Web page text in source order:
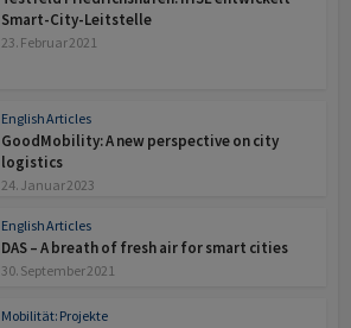
Smart-City-Leitstelle
23. Februar 2021
English Articles
GoodMobility: A new perspective on city
logistics
24. Januar 2023
English Articles
DAS – A breath of fresh air for smart cities
30. September 2021
Mobilität: Projekte